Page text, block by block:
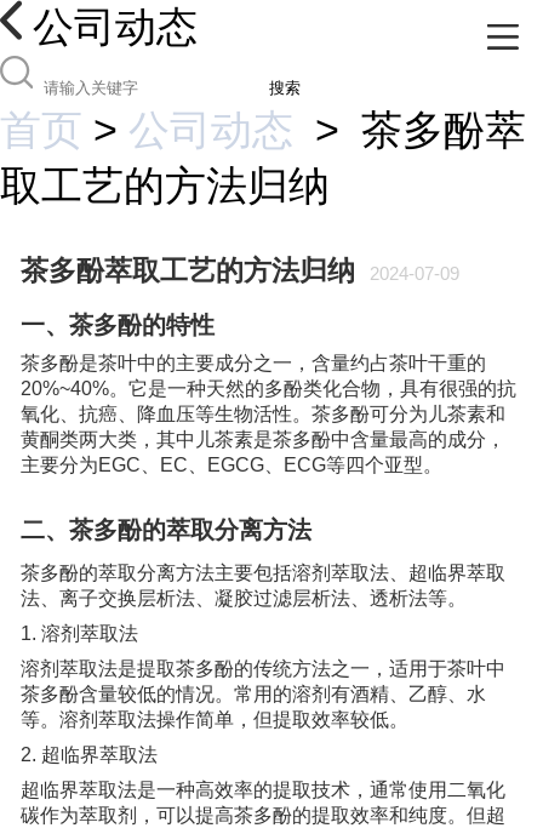
公司动态
搜索
首页 > 公司动态 > 茶多酚萃
取工艺的方法归纳
茶多酚萃取工艺的方法归纳 2024-07-09
一、茶多酚的特性
茶多酚是茶叶中的主要成分之一，含量约占茶叶干重的
20%~40%。它是一种天然的多酚类化合物，具有很强的抗
氧化、抗癌、降血压等生物活性。茶多酚可分为儿茶素和
黄酮类两大类，其中儿茶素是茶多酚中含量最高的成分，
主要分为EGC、EC、EGCG、ECG等四个亚型。
二、茶多酚的萃取分离方法
茶多酚的萃取分离方法主要包括溶剂萃取法、超临界萃取
法、离子交换层析法、凝胶过滤层析法、透析法等。
1. 溶剂萃取法
溶剂萃取法是提取茶多酚的传统方法之一，适用于茶叶中
茶多酚含量较低的情况。常用的溶剂有酒精、乙醇、水
等。溶剂萃取法操作简单，但提取效率较低。
2. 超临界萃取法
超临界萃取法是一种高效率的提取技术，通常使用二氧化
碳作为萃取剂，可以提高茶多酚的提取效率和纯度。但超